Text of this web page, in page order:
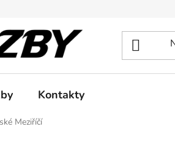
Kontakty
Meziříčí